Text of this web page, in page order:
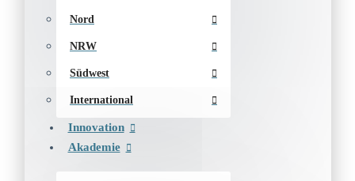
Nord
NRW
Südwest
International
Innovation
Akademie